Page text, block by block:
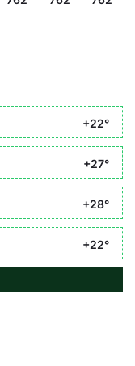
+22°
+27°
+28°
+22°